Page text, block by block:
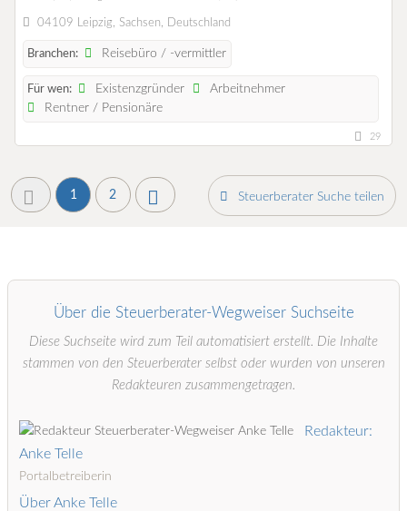
04109 Leipzig, Sachsen, Deutschland
Branchen: Reisebüro / -vermittler
Für wen: Existenzgründer
Arbeitnehmer
Rentner / Pensionäre
29
1 2 Steuerberater Suche teilen
Über die Steuerberater-Wegweiser Suchseite
Diese Suchseite wird zum Teil automatisiert erstellt. Die Inhalte
stammen von den Steuerberater selbst oder wurden von unseren
Redakteuren zusammengetragen.
Redakteur:
Anke Telle
Portalbetreiberin
Über Anke Telle